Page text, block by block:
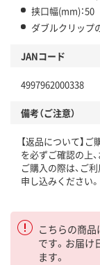
挟口幅(mm)：50
ダブルクリップ
JANコード
4997962000338
備考（ご注意）
【返品について】ご
を必ずご確認の上
ご購入の際は、ご
申し込みください。
こちらの商
です。お届け
ます。